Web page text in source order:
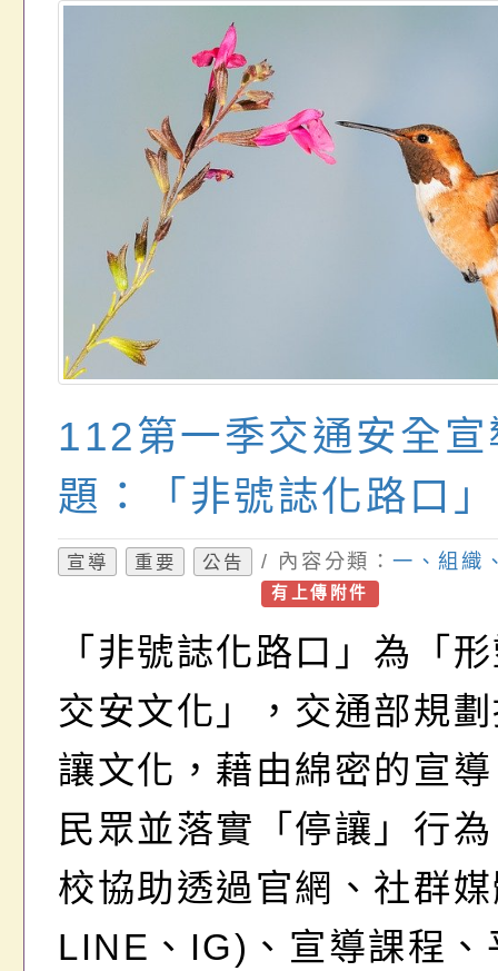
112第一季交通安全宣
題：「非號誌化路口」
宣導 重要 公告 / 內容分類：一、組織
有上傳附件
「非號誌化路口」為「
交安文化」，交通部規
讓文化，藉由綿密的宣
民眾並落實「停讓」行
校協助透過官網、社群
LINE、IG)、宣導課程、